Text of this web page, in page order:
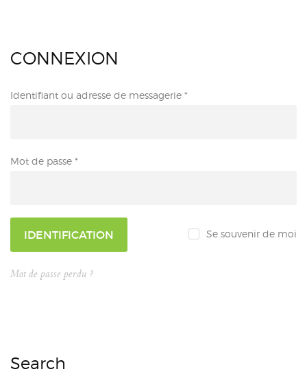
CONNEXION
Identifiant ou adresse de messagerie *
Mot de passe *
IDENTIFICATION Se souvenir de moi
Mot de passe perdu ?
Search